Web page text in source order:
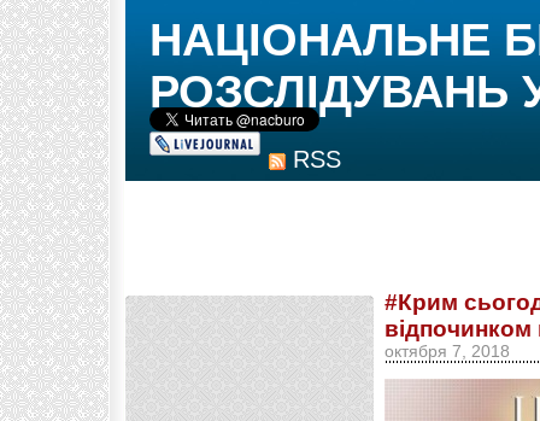
RSS
НАЦІОНАЛЬНЕ
РОЗСЛІДУВАНЬ
#Крим
відпочинком
октября 7, 2018